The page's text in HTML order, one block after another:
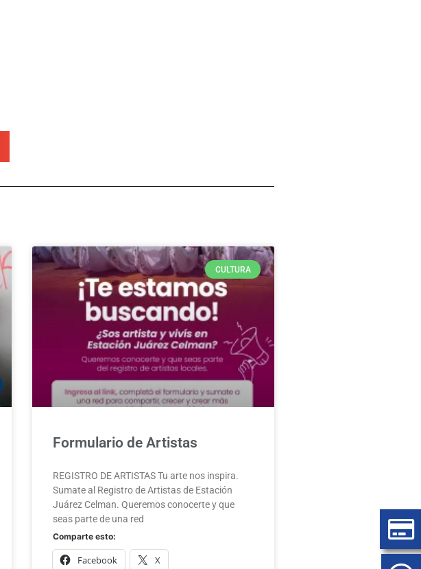
CULTURA
Formulario de Artistas
REGISTRO DE ARTISTAS Tu arte nos inspira.
Sumate al Registro de Artistas de Estación
Juárez Celman. Queremos conocerte y que
seas parte de una red
Comparte esto:
Facebook X